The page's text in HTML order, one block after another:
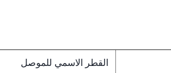
القطر الاسمي للموصل